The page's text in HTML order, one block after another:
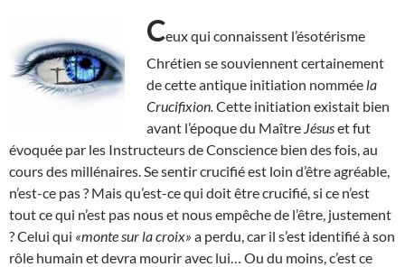
Ceux qui connaissent l’ésotérisme
Chrétien se souviennent certainement
de cette antique initiation nommée la
Crucifixion. Cette initiation existait bien
avant l’époque du Maître Jésuset fut
évoquée par les Instructeurs de Conscience bien des fois, au
cours des millénaires. Se sentir crucifié est loin d’être agréable,
n’est-ce pas ? Mais qu’est-ce qui doit être crucifié, si ce n’est
tout ce qui n’est pas nous et nous empêche de l’être, justement
? Celui qui «monte sur la croix» a perdu, car il s’est identifié à son
rôle humain et devra mourir avec lui… Ou du moins, c’est ce